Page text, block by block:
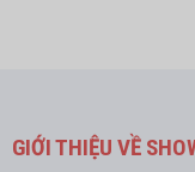
GIỚI THIỆU VỀ